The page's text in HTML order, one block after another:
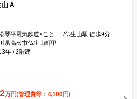
Ａ
琴平電気鉄道<こと･･･/仏生山駅 徒歩9分
県高松市仏生山町甲
年
2階建
万円(管理費等：4,100円)